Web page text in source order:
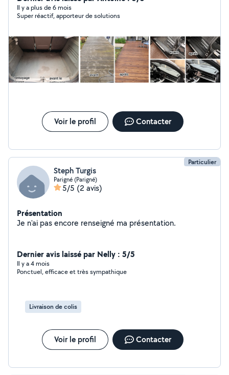
tole metalique, toit Plat ,ect
Il y a plus de 6 mois
Super réactif, apporteur de solutions
Voir le profil Contacter
Particulier
Steph Turgis
Parigné (Parigné)
5/5 (2 avis)
Présentation
Je n'ai pas encore renseigné ma présentation.
Dernier avis laissé par Nelly : 5/5
Il y a 4 mois
Ponctuel, efficace et très sympathique
Livraison de colis
Voir le profil Contacter